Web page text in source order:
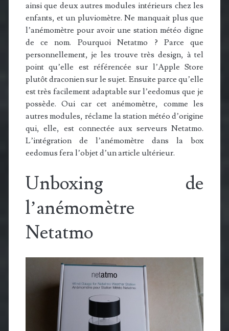
ainsi que deux autres modules intérieurs chez les
enfants, et un pluviomètre. Ne manquait plus que
l’anémomètre pour avoir une station météo digne
de ce nom. Pourquoi Netatmo ? Parce que
personnellement, je les trouve très design, à tel
point qu’elle est référencée sur l’Apple Store
plutôt draconien sur le sujet. Ensuite parce qu’elle
est très facilement adaptable sur l’eedomus que je
possède. Oui car cet anémomètre, comme les
autres modules, réclame la station météo d’origine
qui, elle, est connectée aux serveurs Netatmo.
L’intégration de l’anémomètre dans la box
eedomus fera l’objet d’un article ultérieur.
Unboxing de
l’anémomètre
Netatmo